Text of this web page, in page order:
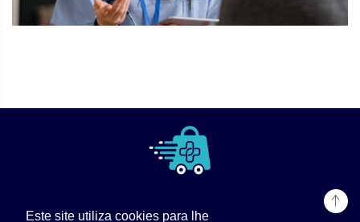
Este site utiliza cookies para lhe